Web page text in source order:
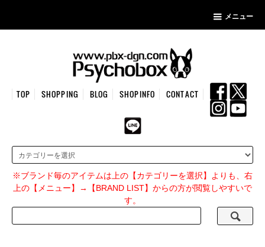
メニュー
TOP SHOPPING BLOG SHOPINFO CONTACT
※ブランド毎のアイテムは上の【カテゴリーを選択】よりも、右
上の【メニュー】→【BRAND LIST】からの方が閲覧しやすいで
す。